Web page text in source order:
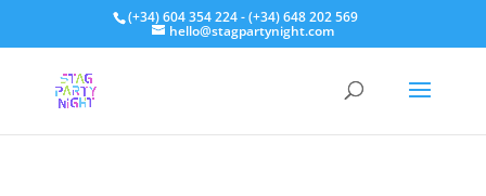
(+34) 604 354 224 - (+34) 648 202 569
hello@stagpartynight.com